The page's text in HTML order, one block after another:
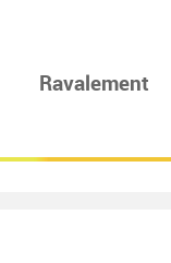
Ravalement